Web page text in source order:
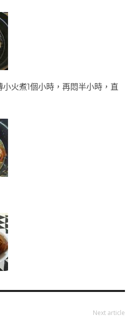
火煮1個小時，再悶半小時，直
Next article